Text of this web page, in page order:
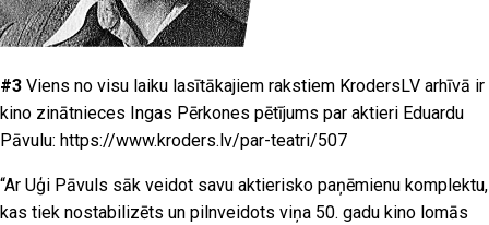
#3 Viens no visu laiku lasītākajiem rakstiem KrodersLV arhīvā ir
kino zinātnieces Ingas Pērkones pētījums par aktieri Eduardu
Pāvulu: https://www.kroders.lv/par-teatri/507
“Ar Uģi Pāvuls sāk veidot savu aktierisko paņēmienu komplektu,
kas tiek nostabilizēts un pilnveidots viņa 50. gadu kino lomās